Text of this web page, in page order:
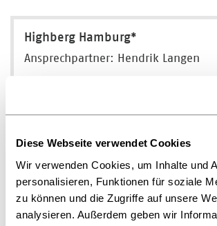
Diese Webseite verwendet Cookies
Wir verwenden Cookies, um Inhalte und
personalisieren, Funktionen für soziale
zu können und die Zugriffe auf unsere
analysieren. Außerdem geben wir
Highberg Hamburg*
Ansprechpartner: Hendrik Langen
E-Mail:hendrik.langen
https://highberg.com/de